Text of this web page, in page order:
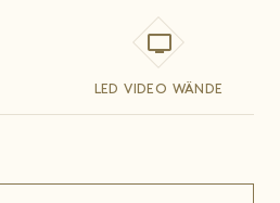
LED VIDEO WÄNDE